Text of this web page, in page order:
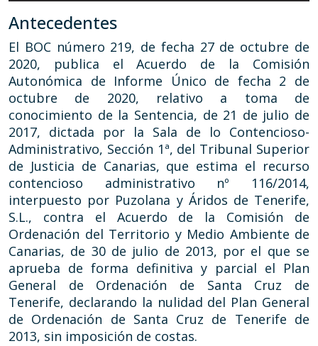
Antecedentes
El BOC número 219, de fecha 27 de octubre de
2020, publica el Acuerdo de la Comisión
Autonómica de Informe Único de fecha 2 de
octubre de 2020, relativo a toma de
conocimiento de la Sentencia, de 21 de julio de
2017, dictada por la Sala de lo Contencioso-
Administrativo, Sección 1ª, del Tribunal Superior
de Justicia de Canarias, que estima el recurso
contencioso administrativo nº 116/2014,
interpuesto por Puzolana y Áridos de Tenerife,
S.L., contra el Acuerdo de la Comisión de
Ordenación del Territorio y Medio Ambiente de
Canarias, de 30 de julio de 2013, por el que se
aprueba de forma definitiva y parcial el Plan
General de Ordenación de Santa Cruz de
Tenerife, declarando la nulidad del Plan General
de Ordenación de Santa Cruz de Tenerife de
2013, sin imposición de costas.